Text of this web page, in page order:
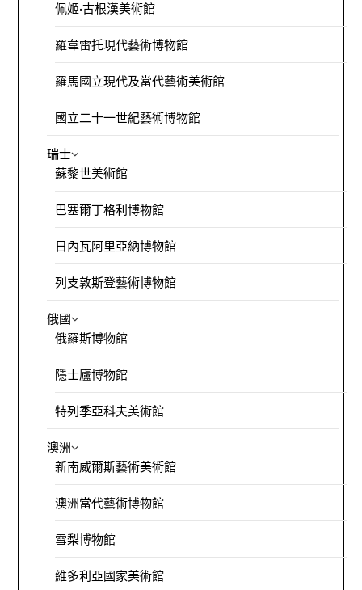
佩姬·古根漢美術館
羅韋雷托現代藝術博物館
羅馬國立現代及當代藝術美術館
國立二十一世紀藝術博物館
瑞士
蘇黎世美術館
巴塞爾丁格利博物館
日內瓦阿里亞納博物館
列支敦斯登藝術博物館
俄國
俄羅斯博物館
隱士廬博物館
特列季亞科夫美術館
澳洲
新南威爾斯藝術美術館
澳洲當代藝術博物館
雪梨博物館
維多利亞國家美術館